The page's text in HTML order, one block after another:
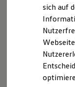
Besitzer & Service
USt. ID-sich auf